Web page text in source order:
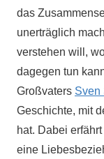
das
unerträglich
verstehen will,
dagegen tun
Großvaters Sven
Geschichte, mit
hat. Dabei
eine